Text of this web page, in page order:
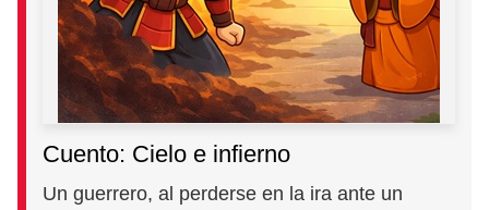
Cuento: Cielo e infierno
Un guerrero, al perderse en la ira ante un